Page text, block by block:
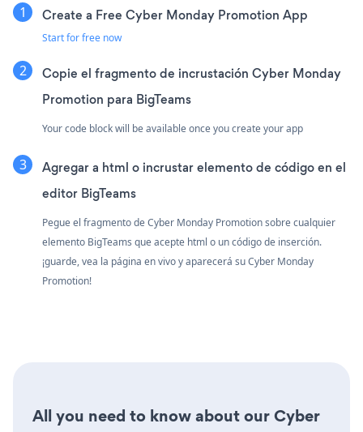
Create a Free Cyber Monday Promotion App
Start for free now
Copie el fragmento de incrustación Cyber Monday
Promotion para BigTeams
Your code block will be available once you create your app
Agregar a html o incrustar elemento de código en el
editor BigTeams
Pegue el fragmento de Cyber Monday Promotion sobre cualquier
elemento BigTeams que acepte html o un código de inserción.
¡guarde, vea la página en vivo y aparecerá su Cyber Monday
Promotion!
All you need to know about our Cyber